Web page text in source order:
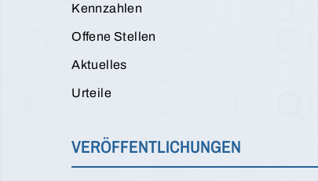
Kennzahlen
Offene Stellen
Aktuelles
Urteile
VERÖFFENTLICHUNGEN